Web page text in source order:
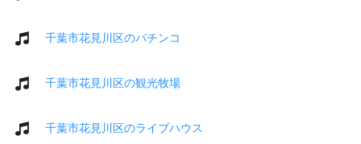
千葉市花見川区のパチンコ
千葉市花見川区の観光牧場
千葉市花見川区のライブハウス